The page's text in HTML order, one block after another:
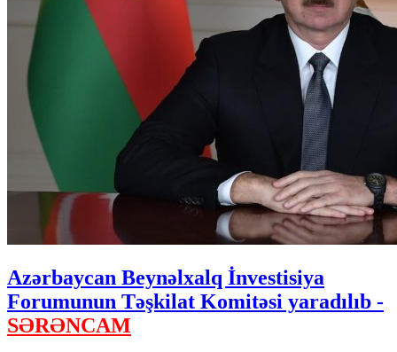
Azərbaycan Beynəlxalq İnvestisiya
Forumunun Təşkilat Komitəsi yaradılıb -
SƏRƏNCAM